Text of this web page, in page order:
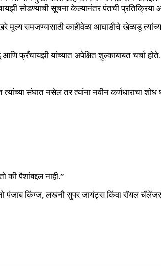
सोडण्याची सूचना केल्यानंतर पंतची
मूल्य समजण्यासाठी काहीवेळा आघाडीचे खेळाडू
फ्रँचायझी यांच्यात अपेक्षित शुल्काबाबत चर्चा
संघात नसेल तर त्यांना नवीन कर्णधाराचा शोध
पैशांबद्दल नाही.”
पंजाब किंग्ज, लखनौ सुपर जायंट्स किंवा रॉयल